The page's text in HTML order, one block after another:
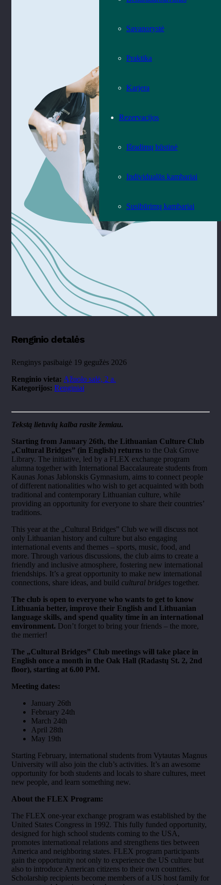
Savanorystė
Praktika
Karjera
Rezervacijos
Išradimų būstinė
Individualūs kambariai
Susibūrimų kambariai
Renginio detalės
Renginys pasibaigė 19 gegužės 2026
Renginio vieta: Ąžuolo salė, 2 a.
Kategorijos: Renginiai
Tekstą lietuvių kalba rasite žemiau.
Starting from January 26th, the Lithuanian Culture Club
„Cultural Bridges” (in English) returns to the Oak Grove
Library. The initiative, led by a FLEX exchange program
alumna together with International Baccalaureate students from
Kaunas Jonas Jablonskis Gymnasium, aims to connect people
of different nationalities who wish to get acquainted with both
traditional and contemporary Lithuanian culture, while
providing an opportunity for everyone to share their countries’
traditions.
This year at the „Cultural Bridges” Club we will discuss not
only Lithuanian history and culture but also engaging
international events and themes – sports, music, food, and
more. Through various discussions, the club aims to create a
friendly and inclusive atmosphere, fostering new international
friendships. It’s a great opportunity to make new international
connections, share ideas, and build cultural bridges together.
The club is open to everyone who wants to get to know
Lithuania better, improve their English and Lithuanian
language skills, and spend quality time in an international
environment. Don’t forget to bring your friends – the more,
the merrier!
The „Cultural Bridges” Club meetings will take place in
English once a month in the Oak Hall (Radastų St. 2, 2nd
floor), starting at 6.00 PM.
Meeting dates:
January 26th
February 24th
March 24th
April 28th
May 19th
Starting February, international students from Vytautas Magnus
University will also join the club’s activities. It’s an awesome
opportunity for both students and locals to share cultures, meet
new people, and learn something new.
About the FLEX Program:
The FLEX one-year exchange program was established by the
United States Congress in 1992. This fully funded opportunity,
designed for high school students coming to the USA,
promotes international relations and strengthens ties between
America and neighboring states. FLEX program participants
gain the opportunity not only to experience the US culture but
also to introduce American citizens to their own countries.
Scholarship recipients become members of a US host family for